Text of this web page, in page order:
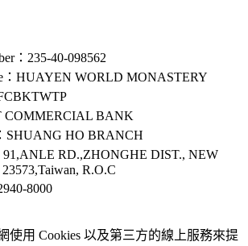
：235-40-098562
：HUAYEN WORLD MONASTERY
COMMERCIAL BANK
SHUANG HO BRANCH
91,ANLE RD.,ZHONGHE DIST., NEW
R.O.C
8000
使用 Cookies 以及第三方的線上服務來提